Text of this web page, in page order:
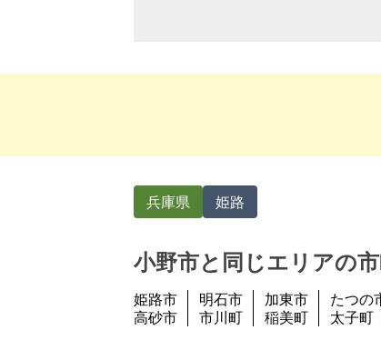
兵庫県 姫路
小野市と同じエリアの
姫路市 明石市 加東市 たつの
高砂市
市川町 稲美町 太子町